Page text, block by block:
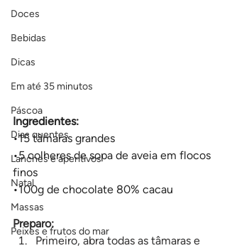
Doces
Bebidas
Dicas
Em até 35 minutos
Páscoa
Dias quentes
Lanches e aperitivos
Natal
Massas
Peixes e frutos do mar
Ingredientes:
•15 tâmaras grandes
•5 colheres de sopa de aveia em flocos
finos
•100g de chocolate 80% cacau
Preparo:
Primeiro, abra todas as tâmaras e